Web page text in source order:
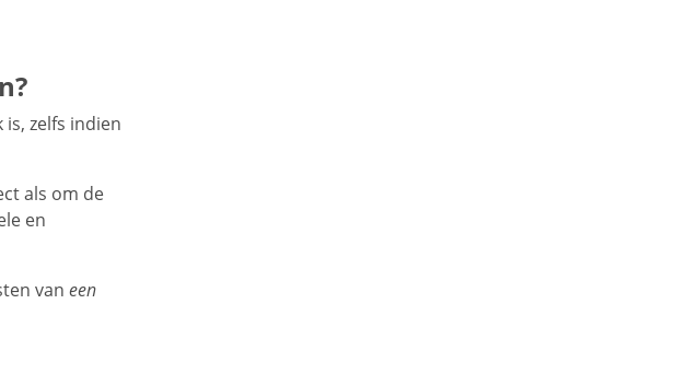
zelfs indien
als om de
en
van een